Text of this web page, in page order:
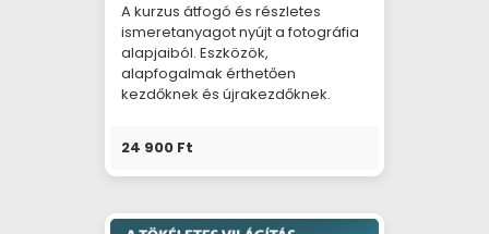
A kurzus átfogó és részletes
ismeretanyagot nyújt a fotográfia
alapjaiból. Eszközök,
alapfogalmak érthetően
kezdőknek és újrakezdőknek.
24 900 Ft